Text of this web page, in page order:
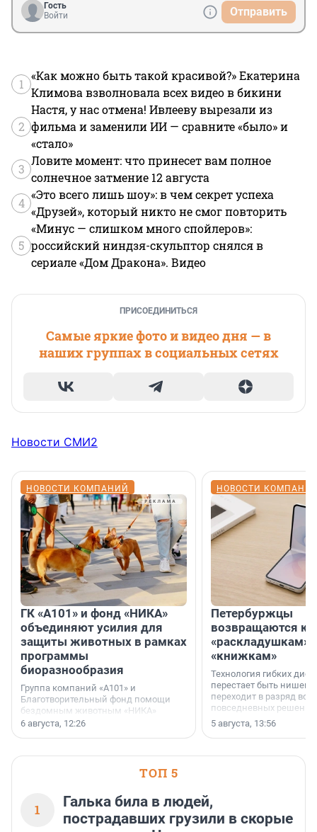
Гость
Войти
Отправить
1
«Как можно быть такой красивой?» Екатерина
Климова взволновала всех видео в бикини
2
Настя, у нас отмена! Ивлееву вырезали из
фильма и заменили ИИ — сравните «было» и
«стало»
3
Ловите момент: что принесет вам полное
солнечное затмение 12 августа
4
«Это всего лишь шоу»: в чем секрет успеха
«Друзей», который никто не смог повторить
5
«Минус — слишком много спойлеров»:
российский ниндзя-скульптор снялся в
сериале «Дом Дракона». Видео
ПРИСОЕДИНИТЬСЯ
Самые яркие фото и видео дня — в
наших группах в социальных сетях
Новости СМИ2
НОВОСТИ КОМПАНИЙ
ГК «А101» и фонд «НИКА»
объединяют усилия для
защиты животных в рамках
программы
биоразнообразия
Группа компаний «А101» и
Благотворительный фонд помощи
бездомным животным «НИКА»
заключили соглашение о
6 августа, 12:26
НОВОСТИ
Петербуржцы
возвращаются к
«раскладушкам»
«книжкам»
Технология гибких
перестает быть
переходит в разряд
повседневных
5 августа, 13:56
ТОП 5
1
Галька била в людей,
пострадавших грузили в скорые